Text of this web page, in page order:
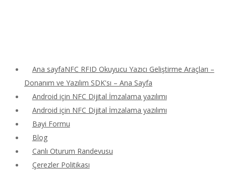
Ana sayfaNFC RFID Okuyucu Yazıcı Geliştirme Araçları –
Donanım ve Yazılım SDK'sı – Ana Sayfa
Android için NFC Dijital İmzalama yazılımı
Android için NFC Dijital İmzalama yazılımı
Bayi Formu
Blog
Canlı Oturum Randevusu
Çerezler Politikası